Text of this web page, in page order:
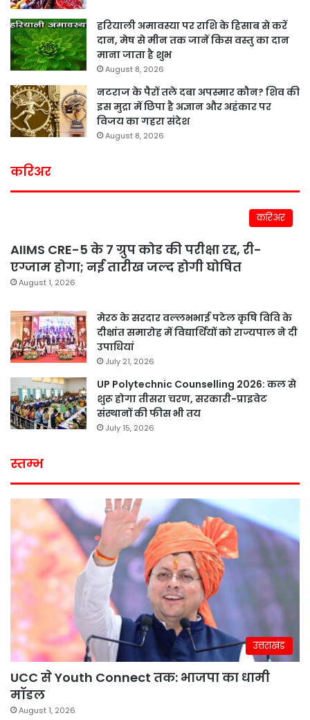
हरियाली अमावस्या पर राशि के हिसाब से करें
दान, मेष से मीन तक जानें किस वस्तु का दान
माना जाता है शुभ
August 8, 2026
नटराज के पैरों तले दबा अपस्मार कौन? शिव की
इस मुद्रा में छिपा है अज्ञान और अहंकार पर
विजय का गहरा संदेश
August 8, 2026
करिअर
करिअर
AIIMS CRE-5 के 7 ग्रुप कोड की परीक्षा रद्द, री-
एग्जाम होगा; नई तारीख जल्द होगी घोषित
August 1, 2026
मेरठ के सरदार वल्लभभाई पटेल कृषि विवि के
दीक्षांत समारोह में विद्यार्थियों को राज्यपाल ने दी
उपाधियां
July 21, 2026
UP Polytechnic Counselling 2026: कल से
शुरू होगा तीसरा चरण, सरकारी-प्राइवेट
संस्थानों की फीस भी तय
July 15, 2026
स्तम्भ
उत्तराखंड
UCC से Youth Connect तक: भाजपा का धामी
मॉडल
August 1, 2026